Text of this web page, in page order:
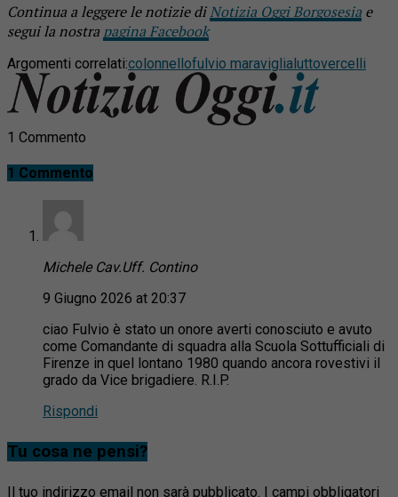
Continua a leggere le notizie diNotizia Oggi Borgosesia e
segui la nostra pagina Facebook
Argomenti correlati:colonnellofulvio maraviglialuttovercelli
1 Commento
1 Commento
Michele Cav.Uff. Contino
9 Giugno 2026 at 20:37
ciao Fulvio è stato un onore averti conosciuto e avuto
come Comandante di squadra alla Scuola Sottufficiali di
Firenze in quel lontano 1980 quando ancora rovestivi il
grado da Vice brigadiere. R.I.P.
Rispondi
Tu cosa ne pensi?
Il tuo indirizzo email non sarà pubblicato. I campi obbligatori